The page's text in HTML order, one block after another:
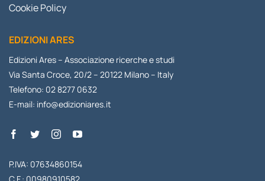
Cookie Policy
EDIZIONI ARES
Edizioni Ares – Associazione ricerche e studi
Via Santa Croce, 20/2 – 20122 Milano – Italy
Telefono: 02 8277 0632
E-mail: info@edizioniares.it
P.IVA: 07634860154
C.F.: 00980910582